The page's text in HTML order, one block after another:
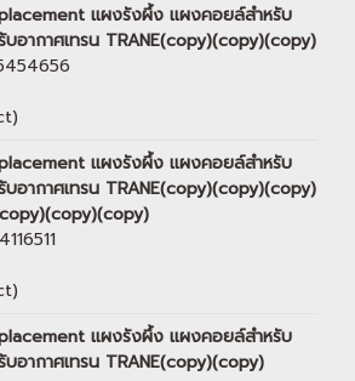
แผงรังผึ้ง แผงคอยล์สำหรับ
บอากาศเทรน TRANE(copy)(copy)(copy)
แผงรังผึ้ง แผงคอยล์สำหรับ
บอากาศเทรน TRANE(copy)(copy)(copy)
แผงรังผึ้ง แผงคอยล์สำหรับ
บอากาศเทรน TRANE(copy)(copy)